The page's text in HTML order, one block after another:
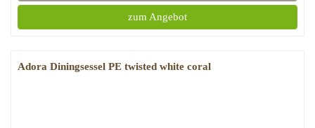
zum Angebot
Adora Diningsessel PE twisted white coral